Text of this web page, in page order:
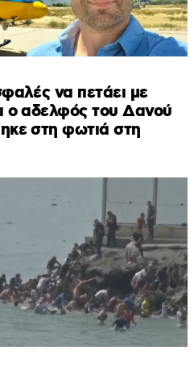
να πετάει με
ο αδελφός του Δανού
στη φωτιά στη